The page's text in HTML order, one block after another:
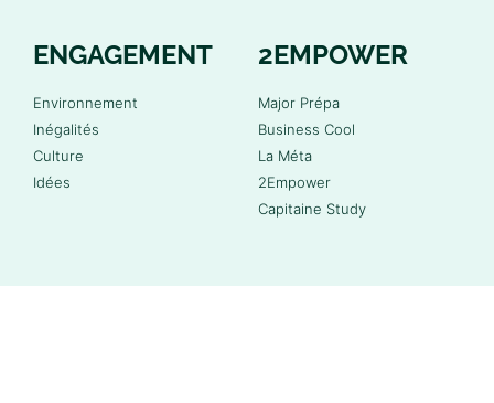
ENGAGEMENT
Environnement
Inégalités
Culture
Idées
2EMPOWER
Major Prépa
Business Cool
La Méta
2Empower
Capitaine Study